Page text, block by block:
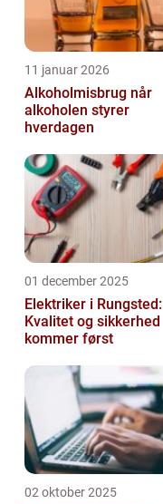
11 januar 2026
Alkoholmisbrug når
alkoholen styrer
hverdagen
01 december 2025
Elektriker i Rungsted:
Kvalitet og sikkerhed
kommer først
02 oktober 2025